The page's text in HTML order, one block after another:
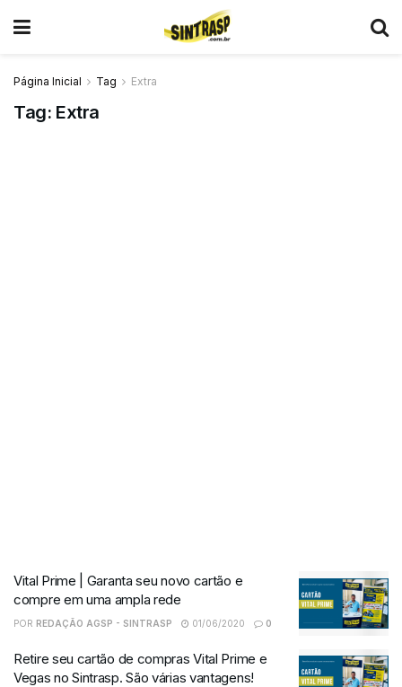
Página Inicial Tag Extra
Tag: Extra
Vital Prime | Garanta seu novo cartão e
compre em uma ampla rede
POR REDAÇÃO AGSP - SINTRASP 01/06/2020 0
Retire seu cartão de compras Vital Prime e
Vegas no Sintrasp. São várias vantagens!